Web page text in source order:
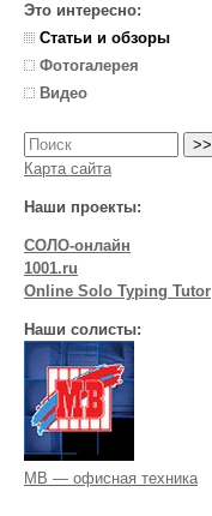
Это интересно:
Статьи и обзоры
Фотогалерея
Видео
Карта сайта
Наши проекты:
СОЛО-онлайн
1001.ru
Online Solo Typing Tutor
Наши солисты:
МВ — офисная техника